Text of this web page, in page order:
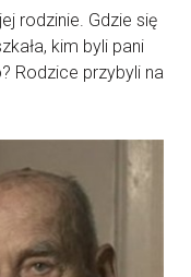
rodzinie. Gdzie się
kim byli pani
Rodzice przybyli na